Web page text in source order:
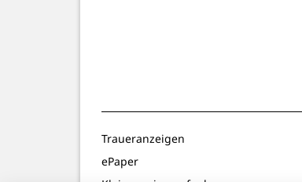
Traueranzeigen
ePaper